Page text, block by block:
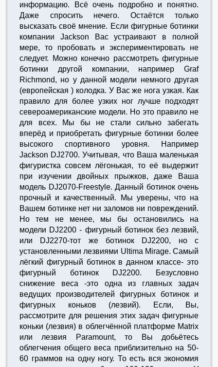
информацию. Всё очень подробно и понятно.
Даже спросить нечего. Остаётся только
высказать своё мнение. Если фигурные ботинки
компании Jackson Вас устраивают в полной
мере, то пробовать и экспериментировать не
следует. Можно конечно рассмотреть фигурные
ботинки другой компании, например Graf
Richmond, но у данной модели немного другая
(европейская ) колодка. У Вас же нога узкая. Как
правило для более узких ног лучше подходят
североамериканские модели. Но это правило не
для всех. Мы бы не стали сильно забегать
вперёд и приобретать фигурные ботинки более
высокого спортивного уровня. Например
Jackson DJ2700. Учитывая, что Ваша маленькая
фигуристка совсем лёгонькая, то её выдержит
при изучении двойных прыжков, даже Ваша
модель DJ2070-Freestyle. Данный ботинок очень
прочный и качественный. Мы уверены, что на
Вашем ботинке нет ни заломов ни повреждений.
Но тем не менее, мы бы остановились на
модели DJ2200 - фигурный ботинок без лезвий,
или DJ2270-тот же ботинок DJ2200, но с
установленными лезвиями Ultima Mirage. Cамый
лёгкий фигурный ботинок в данном классе- это
фигурный ботинок DJ2200. Безусловно
снижение веса -это одна из главных задач
ведущих производителей фигурных ботинок и
фигурных коньков (лезвий). Если, Вы,
рассмотрите для решения этих задач фигурные
коньки (лезвия) в облегчённой платформе Matrix
или лезвия Paramount, то Вы добьётесь
облегчения общего веса приблизительно на 50-
60 граммов на одну ногу. То есть вся экономия